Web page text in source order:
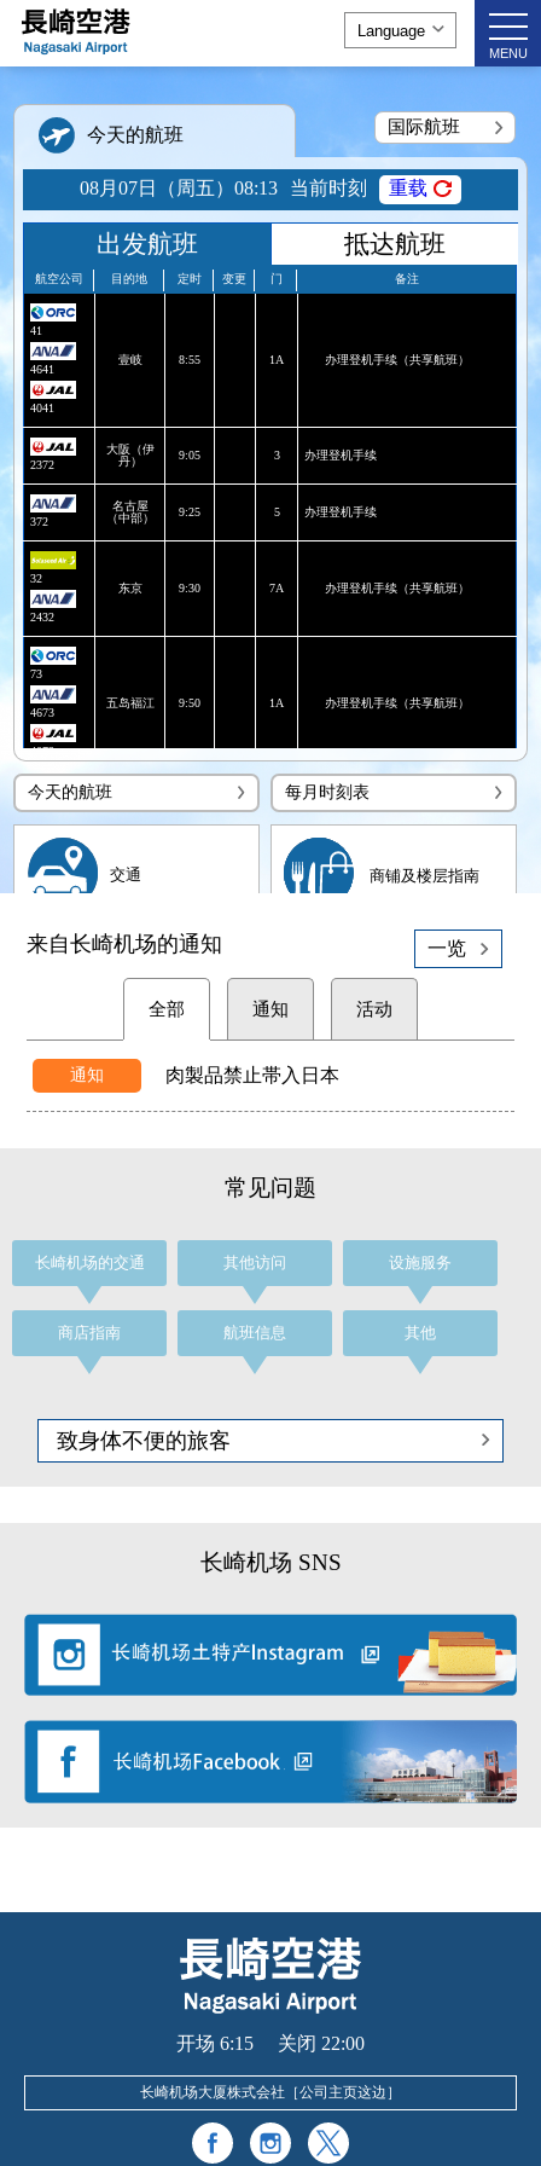
MENU
今天的航班 国际航班
08月07日（周五）08:13 当前时刻 重载
出发航班 抵达航班
航空公司 目的地 定时 变更 门 备注
41
4641
4041
壹岐 8:55 1A 办理登机手续（共享航班）
2372
大阪（伊
丹）
9:05 3 办理登机手续
372
名古屋
（中部）
9:25 5 办理登机手续
32
2432
东京 9:30 7A 办理登机手续（共享航班）
73
4673
4073
五岛福江 9:50 1A 办理登机手续（共享航班）
608
办理登机手续（共享航班）
664
PAL 3119
东京 办理登机手续（共享航班）
53
办理登机手续（共享航班）
神户 11:15 3 办理登机手续
7A 办理登机手续
2434
东京 5 办理登机手续（共享航班）
今天的航班 每月时刻表
交通 商铺及楼层指南
来自长崎机场的通知 一览
全部 通知 活动
通知 肉製品禁止帯入日本
常见问题
长崎机场的交通 其他访问 设施服务
商店指南 航班信息 其他
致身体不便的旅客
长崎机场 SNS
开场 6:15 关闭 22:00
长崎机场大厦株式会社［公司主页这边 ］